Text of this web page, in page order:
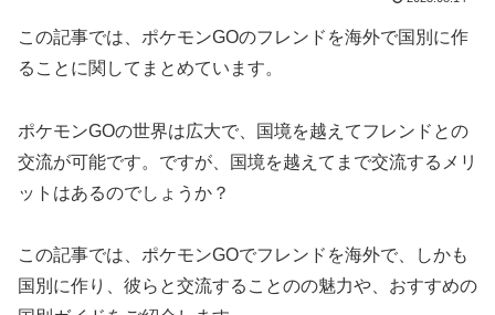
この記事では、ポケモンGOのフレンドを海外で国別に作
ることに関してまとめています。
ポケモンGOの世界は広大で、国境を越えてフレンドとの
交流が可能です。ですが、国境を越えてまで交流するメリ
ットはあるのでしょうか？
この記事では、ポケモンGOでフレンドを海外で、しかも
国別に作り、彼らと交流することのの魅力や、おすすめの